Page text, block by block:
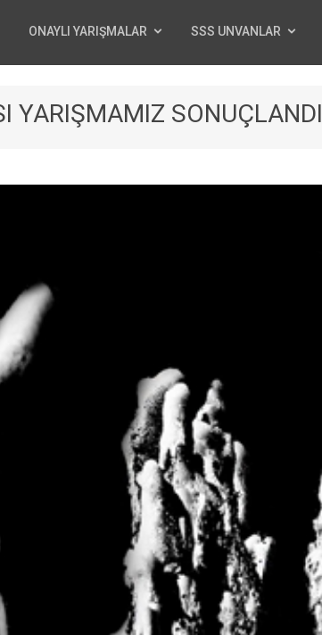
ONAYLI YARIŞMALAR SSS UNVANLAR
YARIŞMAMIZ SONUÇLANDI